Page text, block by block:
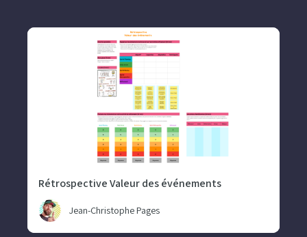
Rétrospective Valeur des événements
Jean-Christophe Pages